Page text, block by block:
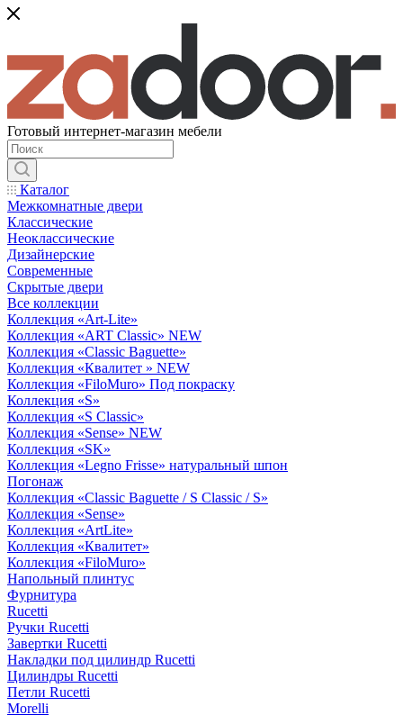
Готовый интернет-магазин мебели
Каталог
Межкомнатные двери
Классические
Неоклассические
Дизайнерские
Современные
Скрытые двери
Все коллекции
Коллекция «Art-Lite»
Коллекция «ART Classic» NEW
Коллекция «Classic Baguette»
Коллекция «Квалитет » NEW
Коллекция «FiloMuro» Под покраску
Коллекция «S»
Коллекция «S Classic»
Коллекция «Sense» NEW
Коллекция «SK»
Коллекция «Legno Frisse» натуральный шпон
Погонаж
Коллекция «Classic Baguette / S Classic / S»
Коллекция «Sense»
Коллекция «ArtLite»
Коллекция «Квалитет»
Коллекция «FiloMuro»
Напольный плинтус
Фурнитура
Rucetti
Ручки Rucetti
Завертки Rucetti
Накладки под цилиндр Rucetti
Цилиндры Rucetti
Петли Rucetti
Morelli